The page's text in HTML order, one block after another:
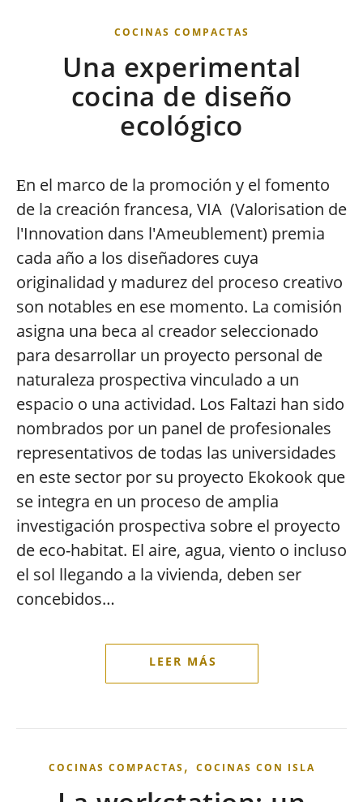
COCINAS COMPACTAS
Una experimental
cocina de diseño
ecológico
En el marco de la promoción y el fomento
de la creación francesa, VIA (Valorisation de
l'Innovation dans l'Ameublement) premia
cada año a los diseñadores cuya
originalidad y madurez del proceso creativo
son notables en ese momento. La comisión
asigna una beca al creador seleccionado
para desarrollar un proyecto personal de
naturaleza prospectiva vinculado a un
espacio o una actividad. Los Faltazi han sido
nombrados por un panel de profesionales
representativos de todas las universidades
en este sector por su proyecto Ekokook que
se integra en un proceso de amplia
investigación prospectiva sobre el proyecto
de eco-habitat. El aire, agua, viento o incluso
el sol llegando a la vivienda, deben ser
concebidos…
COCINAS COMPACTAS, COCINAS CON ISLA